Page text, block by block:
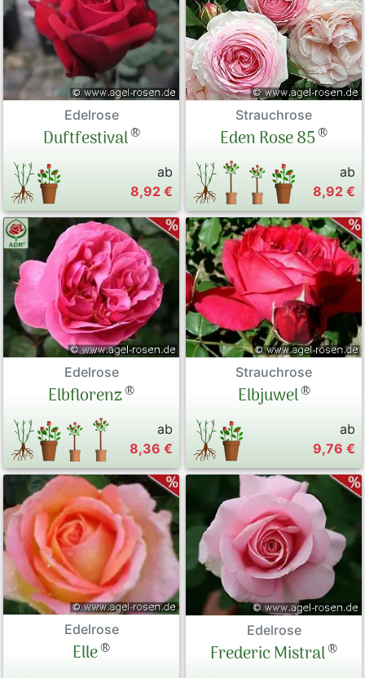
Edelrose
Duftfestival®
ab
8,92 €
Strauchrose
Eden Rose 85®
ab
8,92 €
Edelrose
Elbflorenz®
ab
8,36 €
Strauchrose
Elbjuwel®
ab
9,76 €
Edelrose
Elle®
Edelrose
Frederic Mistral®